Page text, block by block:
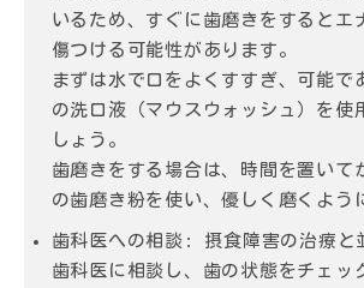
いるため、すぐに歯磨きをするとエ
傷つける可能性があります。
まずは水で口をよくすすぎ、可能で
の洗口液（マウスウォッシュ）を使
しょう。
歯磨きをする場合は、時間を置いて
の歯磨き粉を使い、優しく磨くよう
歯科医への相談:
摂食障害の治療と
歯科医に相談し、歯の状態をチェッ